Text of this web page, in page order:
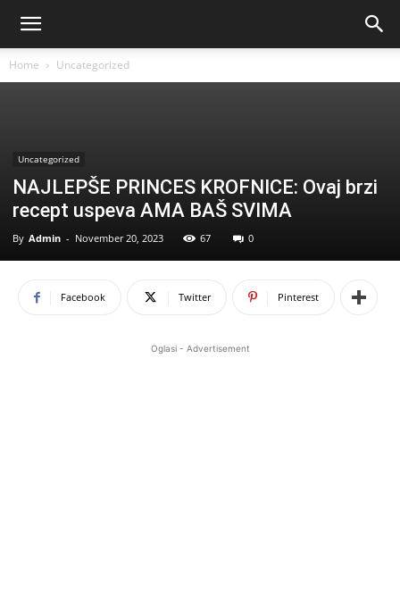
Home Uncategorized
Uncategorized
NAJLEPŠE PRINCES KROFNICE: Ovaj brzi
recept uspeva AMA BAŠ SVIMA
By Admin - November 20, 2023 67 0
Facebook Twitter Pinterest
Oglasi - Advertisement